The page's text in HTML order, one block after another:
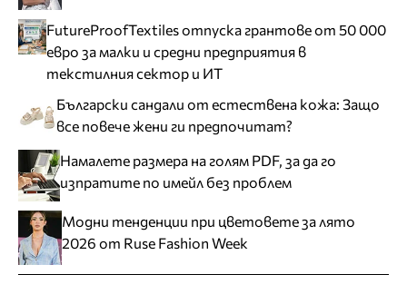
FutureProofTextiles отпуска грантове от 50 000
евро за малки и средни предприятия в
текстилния сектор и ИТ
Български сандали от естествена кожа: Защо
все повече жени ги предпочитат?
Намалете размера на голям PDF, за да го
изпратите по имейл без проблем
Модни тенденции при цветовете за лято
2026 от Ruse Fashion Week